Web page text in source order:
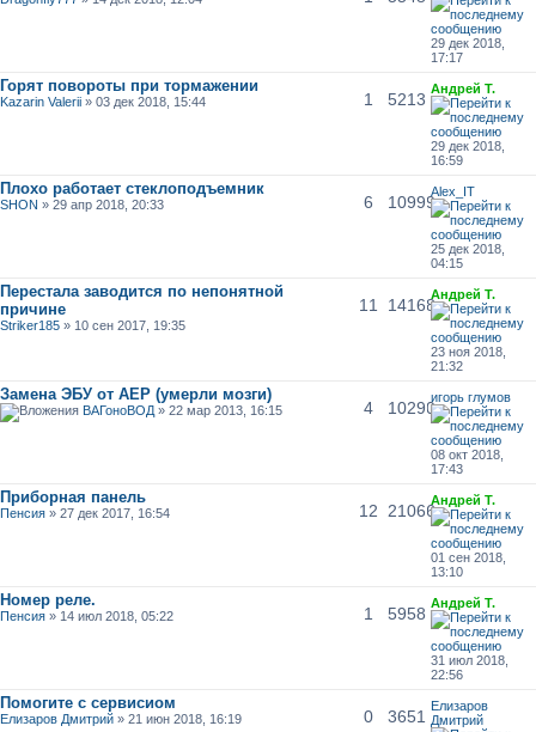
29 дек 2018,
17:17
Горят повороты при тормажении
Kazarin Valerii » 03 дек 2018, 15:44 1 5213
Андрей Т.
29 дек 2018,
16:59
Плохо работает стеклоподъемник
SHON » 29 апр 2018, 20:33 6 10999
Alex_IT
25 дек 2018,
04:15
Перестала заводится по непонятной
причине
Striker185 » 10 сен 2017, 19:35
11 14168
Андрей Т.
23 ноя 2018,
21:32
Замена ЭБУ от AEP (умерли мозги)
ВАГоноВОД » 22 мар 2013, 16:15 4 10290
игорь глумов
08 окт 2018,
17:43
Приборная панель
Пенсия » 27 дек 2017, 16:54 12 21066
Андрей Т.
01 сен 2018,
13:10
Номер реле.
Пенсия » 14 июл 2018, 05:22 1 5958
Андрей Т.
31 июл 2018,
22:56
Помогите с сервисиом
Елизаров Дмитрий » 21 июн 2018, 16:19 0 3651
Елизаров
Дмитрий